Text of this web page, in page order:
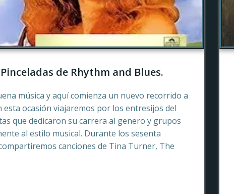
de Rhythm and Blues.
música y aquí comienza un nuevo recorrido a
esta ocasión viajaremos por los entresijos del
que dedicaron su carrera al genero y grupos
al estilo musical. Durante los sesenta
canciones de Tina Turner, The